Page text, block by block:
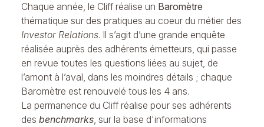
Chaque année, le Cliff réalise un Baromètre
thématique sur des pratiques au coeur du métier des
Investor Relations. Il s’agit d’une grande enquête
réalisée auprès des adhérents émetteurs, qui passe
en revue toutes les questions liées au sujet, de
l’amont à l’aval, dans les moindres détails ; chaque
Baromètre est renouvelé tous les 4 ans.
La permanence du Cliff réalise pour ses adhérents
des benchmarks, sur la base d'informations